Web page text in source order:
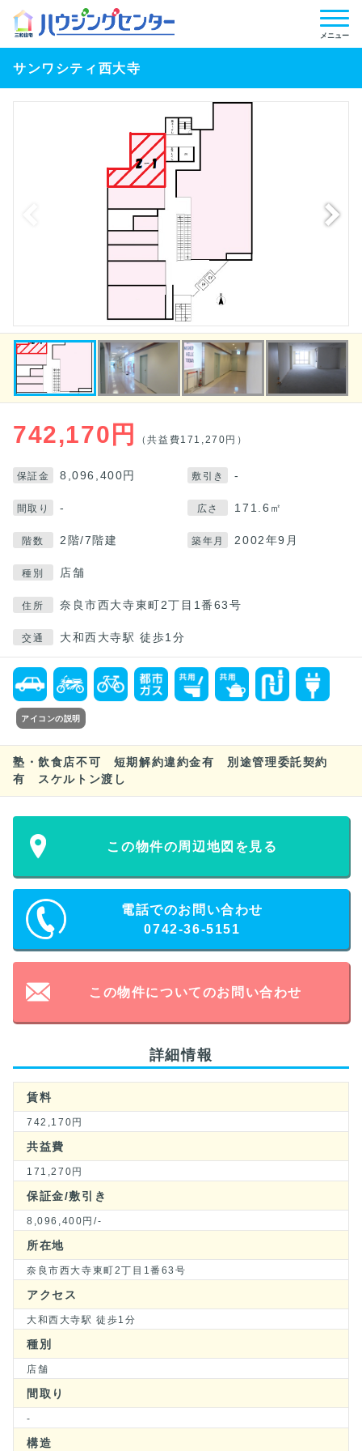
メニュー
サンワシティ西大寺
742,170円 （共益費171,270円）
保証金 8,096,400円 敷引き -
間取り - 広さ 171.6㎡
階数 2階/7階建 築年月 2002年9月
種別 店舗
住所 奈良市西大寺東町2丁目1番63号
交通 大和西大寺駅 徒歩1分
アイコンの説明
塾・飲食店不可 短期解約違約金有 別途管理委託契約
有 スケルトン渡し
この物件の周辺地図を見る
電話でのお問い合わせ
0742-36-5151
この物件についてのお問い合わせ
詳細情報
賃料
742,170円
共益費
171,270円
保証金/敷引き
8,096,400円/-
所在地
奈良市西大寺東町2丁目1番63号
アクセス
大和西大寺駅 徒歩1分
種別
店舗
間取り
-
構造